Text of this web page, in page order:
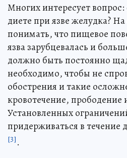
Многих интересует
диете при язве желудка?
понимать, что пищевое
язва зарубцевалась и
должно быть постоянно
необходимо, чтобы не
обострения и такие
кровотечение, прободение
Установленных
придерживаться в течение
[3].